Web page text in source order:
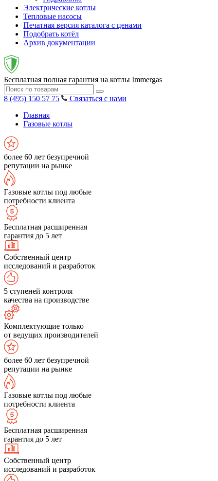
Электрические котлы
Тепловые насосы
Печатная версия каталога с ценами
Подобрать котёл
Архив документации
Бесплатная полная гарантия на котлы Immergas
8 (495) 150 57 75
Связаться с нами
Главная
Газовые котлы
более 60 лет безупречной
репутации на рынке
Газовые котлы под любые
потребности клиента
Бесплатная расширенная
гарантия до 5 лет
Собственный центр
исследований и разработок
5 ступеней контроля
качества на производстве
Комплектующие только
от ведущих производителей
более 60 лет безупречной
репутации на рынке
Газовые котлы под любые
потребности клиента
Бесплатная расширенная
гарантия до 5 лет
Собственный центр
исследований и разработок